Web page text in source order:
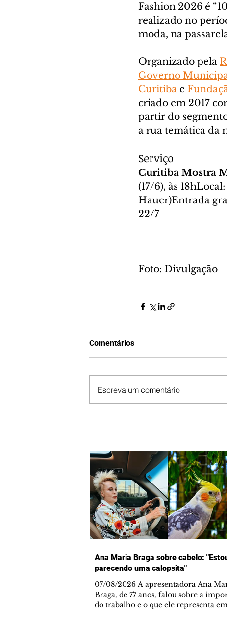
Fashion 2026 é
realizado no
moda, na
Organizado pela
Governo
Curitiba e
criado em 2017
partir do
a rua temática da
Serviço
Curitiba Mostra
(17/6), às
Hauer)Entrada
22/7
Foto: Divulgação
Comentários
Escreva um comentário
Ana Maria Braga sobre cabelo:
parecendo uma calopsita"
07/08/2026 A apresentadora Ana Maria
Braga, de 77 anos, falou sobre a
do trabalho e o que ele representa